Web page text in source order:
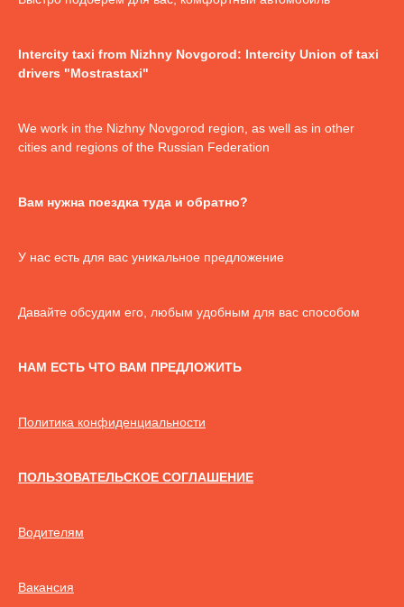
Intercity taxi from Nizhny Novgorod: Intercity Union of taxi
drivers "Mostrastaxi"
We work in the Nizhny Novgorod region, as well as in other
cities and regions of the Russian Federation
Вам нужна поездка туда и обратно?
У нас есть для вас уникальное предложение
Давайте обсудим его, любым удобным для вас способом
НАМ ЕСТЬ ЧТО ВАМ ПРЕДЛОЖИТЬ
Политика конфиденциальности
ПОЛЬЗОВАТЕЛЬСКОЕ СОГЛАШЕНИЕ
Водителям
Вакансия